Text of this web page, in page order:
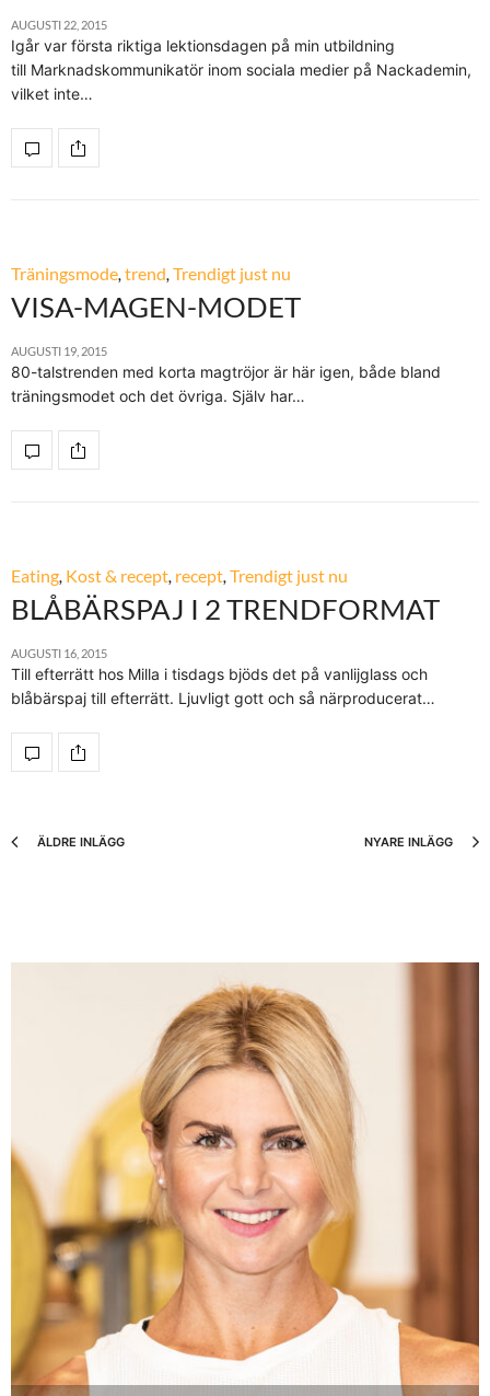
AUGUSTI 22, 2015
Igår var första riktiga lektionsdagen på min utbildning
till Marknadskommunikatör inom sociala medier på Nackademin,
vilket inte…
Träningsmode,trend,Trendigt just nu
VISA-MAGEN-MODET
AUGUSTI 19, 2015
80-talstrenden med korta magtröjor är här igen, både bland
träningsmodet och det övriga. Själv har…
Eating, Kost & recept, recept,Trendigt just nu
BLÅBÄRSPAJ I 2 TRENDFORMAT
AUGUSTI 16, 2015
Till efterrätt hos Milla i tisdags bjöds det på vanlijglass och
blåbärspaj till efterrätt. Ljuvligt gott och så närproducerat…
ÄLDRE INLÄGG NYARE INLÄGG